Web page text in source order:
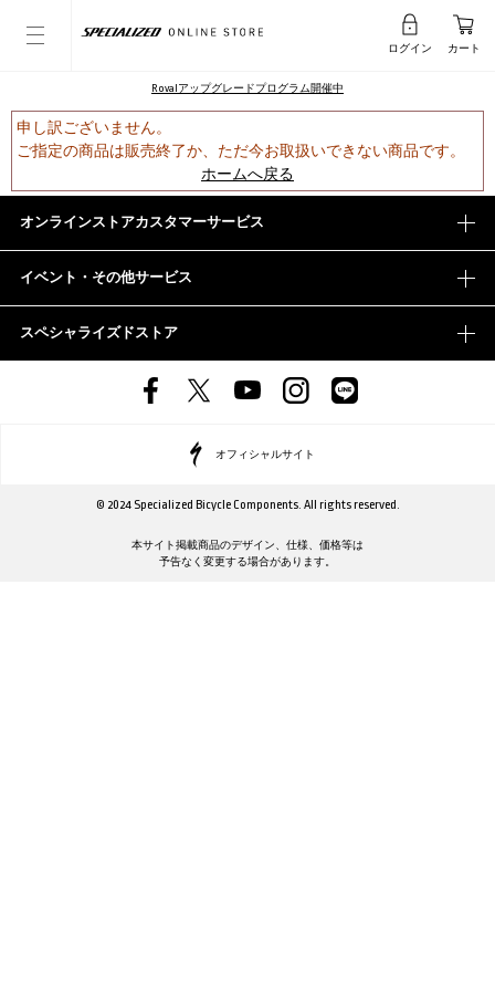
ログイン カート
Rovalアップグレードプログラム開催中
申し訳ございません。
ご指定の商品は販売終了か、ただ今お取扱いできない商品です。
ホームへ戻る
オンラインストアカスタマーサービス
イベント・その他サービス
スペシャライズドストア
オフィシャルサイト
© 2024 Specialized Bicycle Components. All rights reserved.
本サイト掲載商品のデザイン、仕様、価格等は
予告なく変更する場合があります。